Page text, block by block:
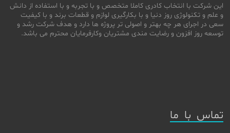
این شرکت با انتخاب کادری کاملا متخصص و با تجربه و با استفاده از دانش
و علم و تکنولوژی روز دنیا و با بکارگیری لوازم و قطعات برند و با کیفیت
سعی در اجرای هر چه بهتر و اصولی تر پروژه ها دارد و هدف شرکت رشد و
توسعه روز افزون و رضایت مندی مشتریان وکارفرمایان محترم می باشد.
تماس با ما